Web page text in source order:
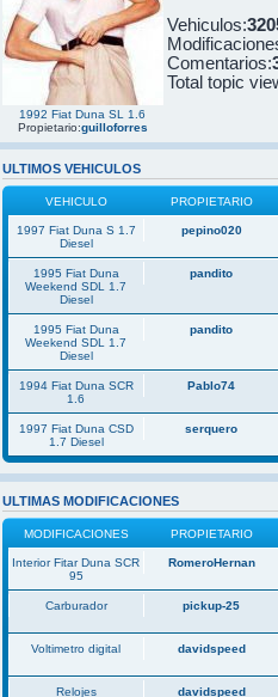
1992 Fiat Duna SL 1.6
Propietario:guilloforres
Vehiculos:
Comentarios:
Total topic
ULTIMOS VEHICULOS
VEHICULO PROPIETARIO
1997 Fiat Duna S 1.7
Diesel
pepino020
1995 Fiat Duna
Weekend SDL 1.7
Diesel
pandito
1995 Fiat Duna
Weekend SDL 1.7
Diesel
pandito
1994 Fiat Duna SCR
1.6
Pablo74
1997 Fiat Duna CSD
1.7 Diesel
serquero
ULTIMAS MODIFICACIONES
MODIFICACIONES PROPIETARIO
Interior Fitar Duna SCR
95
RomeroHernan
Carburador pickup-25
Voltimetro digital davidspeed
Relojes davidspeed